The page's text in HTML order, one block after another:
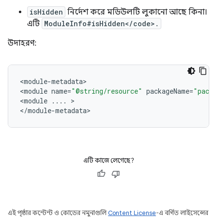
isHidden নির্দেশ করে মডিউলটি লুকানো আছে কিনা।
এটি ModuleInfo#isHidden</code>.
উদাহরণ:
<module-metadata>
<module name="@string/resource" packageName=
<module ... .
>
</module-metadata
এটি কাজে লেগেছে?
এই পৃষ্ঠার কন্টেন্ট ও কোডের নমুনাগুলিContent License-এ বর্ণিত লাইসেন্সের